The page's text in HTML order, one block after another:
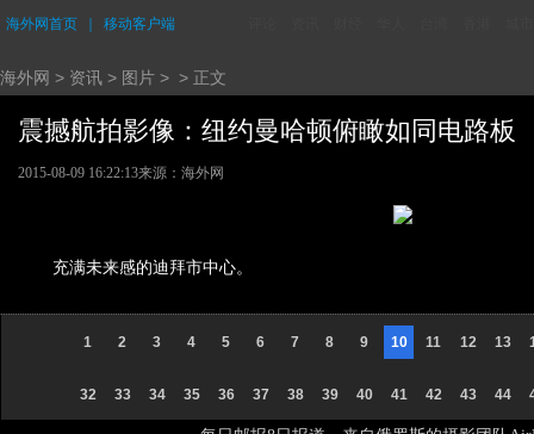
海外网首页 移动客户端
海外网 > 资讯 > 图片 > > 正文
震撼航拍影像：纽约曼哈顿俯瞰如同电路
2015-08-09 16:22:13来源：海外网
充满未来感的迪拜市中心。
1 2 3 4 5 6 7 8 9 10 11 12 13
32 33 34 35 36 37 38 39 40 41 42 43 44